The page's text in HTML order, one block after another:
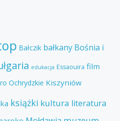
Bałczik bałkany Bośnia i
edukacja Essaouira film
Ochrydzkie Kiszyniów
książki kultura literatura